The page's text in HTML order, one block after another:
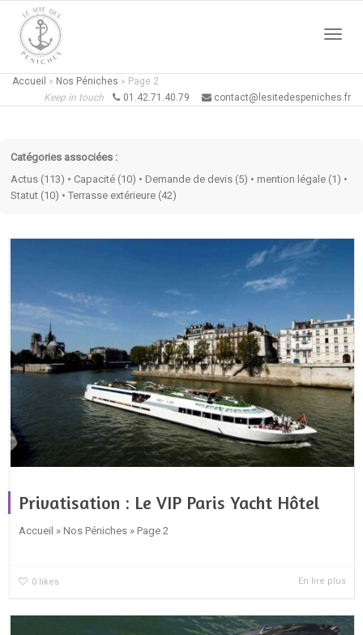
Accueil » Nos Péniches » Page 2
Keep in touch
01.42.71.40.79 contact@lesitedespeniches.fr
Catégories associées :
Actus (113) • Capacité (10) • Demande de devis (5) • mention légale (1) •
Statut (10) • Terrasse extérieure (42)
Privatisation : Le VIP Paris Yacht Hôtel
Accueil » Nos Péniches » Page 2
0 likes En lire plus